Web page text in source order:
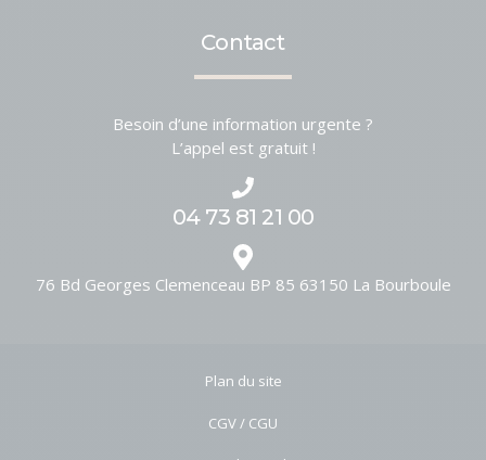
Contact
Besoin d’une information urgente ?
L’appel est gratuit !
04 73 81 21 00
76 Bd Georges Clemenceau BP 85 63150 La Bourboule
Plan du site
CGV / CGU